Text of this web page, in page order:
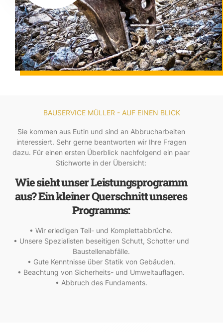
BAUSERVICE MÜLLER - AUF EINEN BLICK
Sie kommen aus Eutin und sind an Abbrucharbeiten
interessiert. Sehr gerne beantworten wir Ihre Fragen
dazu. Für einen ersten Überblick nachfolgend ein paar
Stichworte in der Übersicht:
Wie sieht unser Leistungsprogramm
aus? Ein kleiner Querschnitt unseres
Programms:
• Wir erledigen Teil- und Komplettabbrüche.
• Unsere Spezialisten beseitigen Schutt, Schotter und
Baustellenabfälle.
• Gute Kenntnisse über Statik von Gebäuden.
• Beachtung von Sicherheits- und Umweltauflagen.
• Abbruch des Fundaments.